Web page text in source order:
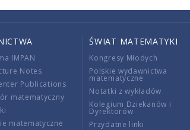
IMPAN
Notes
Publications
matematyczny
matematyczne
ŚWIAT MATEMATYKI
Kongresy Młodych
Polskie wydawnictwa
matematyczne
Notatki z wykładów
Kolegium Dziekanów i
Dyrektorów
Przydatne linki